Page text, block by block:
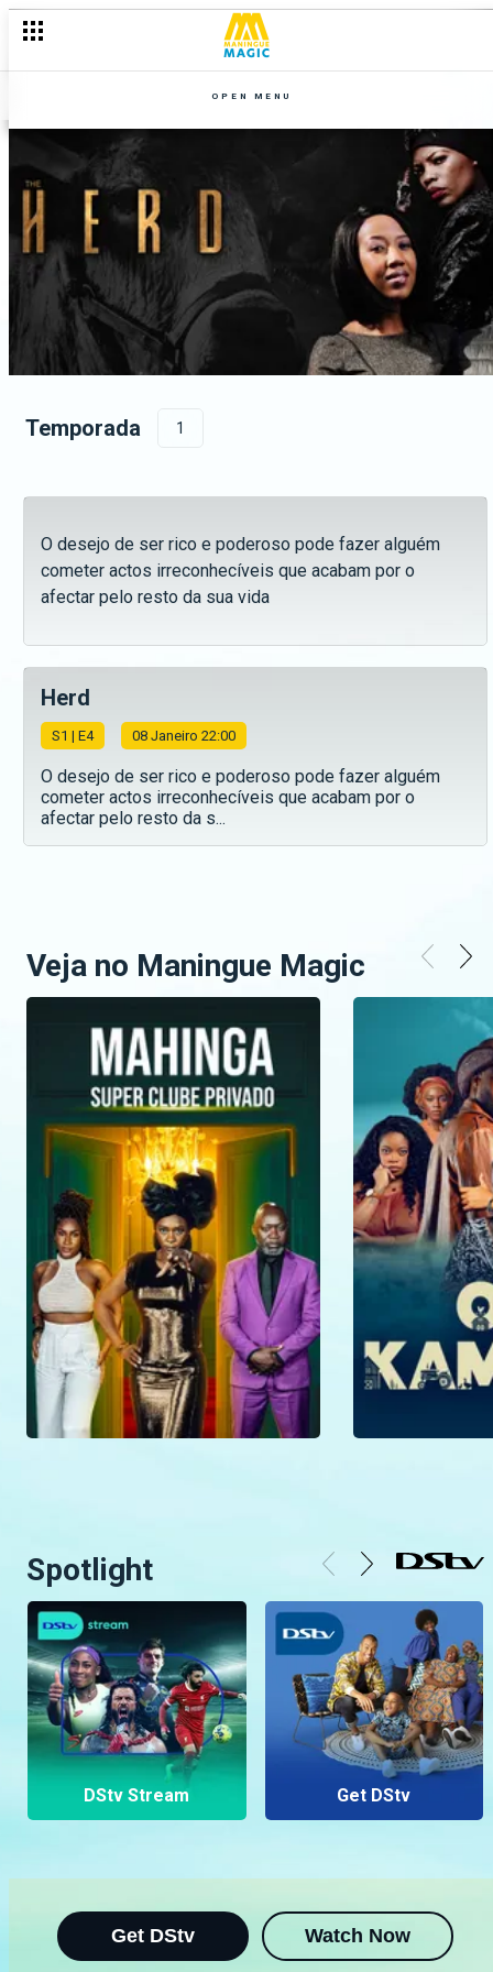
OPEN MENU
Temporada 1
O desejo de ser rico e poderoso pode fazer alguém
cometer actos irreconhecíveis que acabam por o
afectar pelo resto da sua vida
Herd
S1 | E4 08 Janeiro 22:00
O desejo de ser rico e poderoso pode fazer alguém
cometer actos irreconhecíveis que acabam por o
afectar pelo resto da s...
Veja no Maningue Magic
Spotlight
DStv Stream Get DStv
Get DStv Watch Now